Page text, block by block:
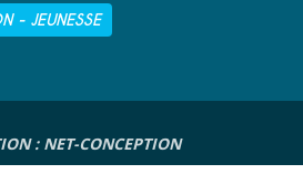
- JEUNESSE
: NET-CONCEPTION